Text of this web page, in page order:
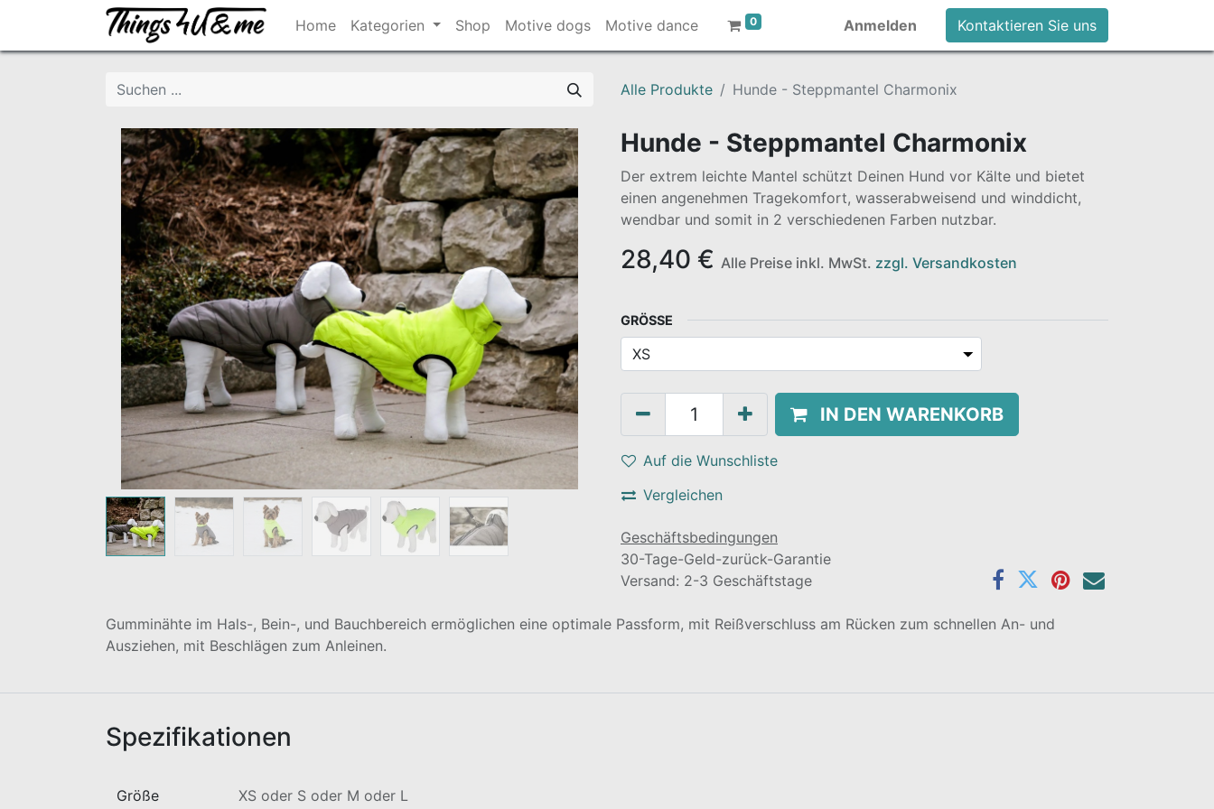
Home Kategorien Shop Motive dogs Motive dance 0 Anmelden Kontaktieren Sie uns
Alle Produkte Hunde - Steppmantel Charmonix
Hunde - Steppmantel Charmonix
Der extrem leichte Mantel schützt Deinen Hund vor Kälte und bietet
einen angenehmen Tragekomfort, wasserabweisend und winddicht,
wendbar und somit in 2 verschiedenen Farben nutzbar.
28,40 € Alle Preise inkl. MwSt. zzgl. Versandkosten
GRÖSSE
IN DEN WARENKORB
Auf die Wunschliste
Vergleichen
Geschäftsbedingungen
30-Tage-Geld-zurück-Garantie
Versand: 2-3 Geschäftstage
Gumminähte im Hals-, Bein-, und Bauchbereich ermöglichen eine optimale Passform, mit Reißverschluss am Rücken zum schnellen An- und
Ausziehen, mit Beschlägen zum Anleinen.
Spezifikationen
Größe XS oder S oder M oder L